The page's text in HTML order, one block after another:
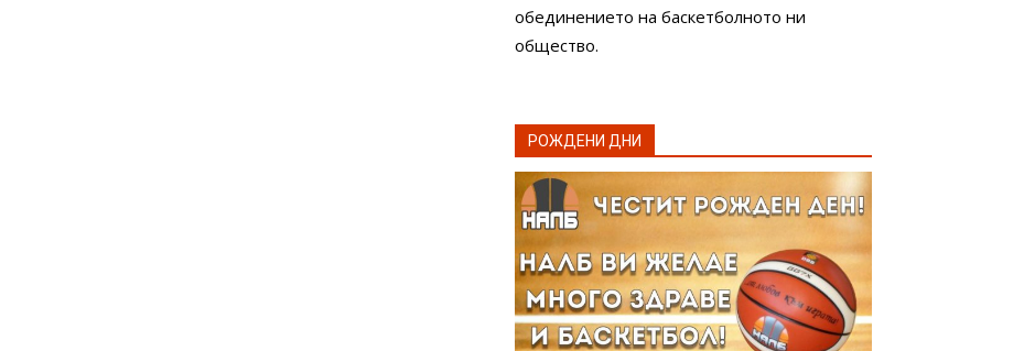
обединението на баскетболното ни
общество.
РОЖДЕНИ ДНИ